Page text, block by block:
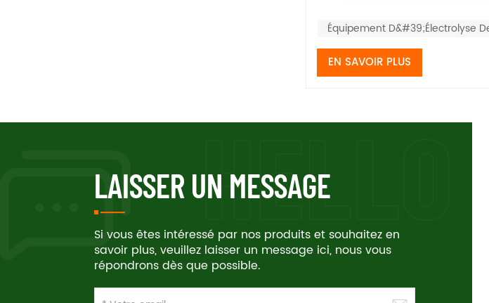
Équipement D&#39;électrolyse
EN SAVOIR PLUS
LAISSER UN MESSAGE
Si vous êtes intéressé par nos produits et souhaitez en
savoir plus, veuillez laisser un message ici, nous vous
répondrons dès que possible.